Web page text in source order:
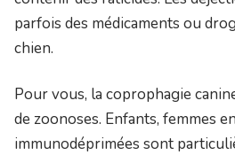
parfois des médicaments ou
chien.
Pour vous, la coprophagie
de zoonoses. Enfants, femmes
immunodéprimées sont